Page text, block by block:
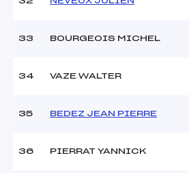
33 BOURGEOIS MICHEL
34 VAZE WALTER
35 BEDEZ JEAN PIERRE
36 PIERRAT YANNICK